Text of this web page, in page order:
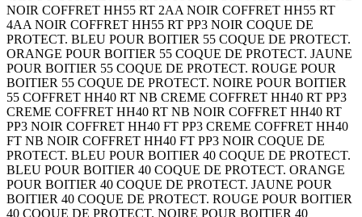
NOIR COFFRET HH55 RT 2AA NOIR COFFRET HH55 RT
4AA NOIR COFFRET HH55 RT PP3 NOIR COQUE DE
PROTECT. BLEU POUR BOITIER 55 COQUE DE PROTECT.
ORANGE POUR BOITIER 55 COQUE DE PROTECT. JAUNE
POUR BOITIER 55 COQUE DE PROTECT. ROUGE POUR
BOITIER 55 COQUE DE PROTECT. NOIRE POUR BOITIER
55 COFFRET HH40 RT NB CREME COFFRET HH40 RT PP3
CREME COFFRET HH40 RT NB NOIR COFFRET HH40 RT
PP3 NOIR COFFRET HH40 FT PP3 CREME COFFRET HH40
FT NB NOIR COFFRET HH40 FT PP3 NOIR COQUE DE
PROTECT. BLEU POUR BOITIER 40 COQUE DE PROTECT.
BLEU POUR BOITIER 40 COQUE DE PROTECT. ORANGE
POUR BOITIER 40 COQUE DE PROTECT. JAUNE POUR
BOITIER 40 COQUE DE PROTECT. ROUGE POUR BOITIER
40 COQUE DE PROTECT. NOIRE POUR BOITIER 40